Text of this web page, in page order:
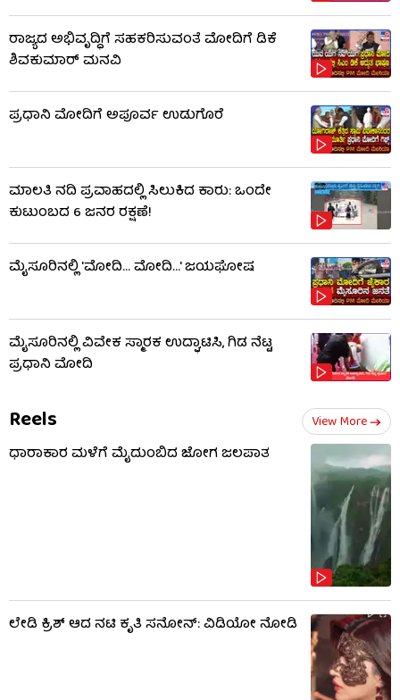
ರಾಜ್ಯದ ಅಭಿವೃದ್ಧಿಗೆ ಸಹಕರಿಸುವಂತೆ ಮೋದಿಗೆ ಡಿಕೆ
ಶಿವಕುಮಾರ್​ ಮನವಿ
ಪ್ರಧಾನಿ ಮೋದಿಗೆ ಅಪೂರ್ವ ಉಡುಗೊರೆ
ಮಾಲತಿ ನದಿ ಪ್ರವಾಹದಲ್ಲಿ ಸಿಲುಕಿದ ಕಾರು: ಒಂದೇ
ಕುಟುಂಬದ 6 ಜನರ ರಕ್ಷಣೆ!
ಮೈಸೂರಿನಲ್ಲಿ 'ಮೋದಿ... ಮೋದಿ...' ಜಯಘೋಷ
ಮೈಸೂರಿನಲ್ಲಿ ವಿವೇಕ ಸ್ಮಾರಕ ಉದ್ಘಾಟಿಸಿ, ಗಿಡ ನೆಟ್ಟ
ಪ್ರಧಾನಿ ಮೋದಿ
Reels View More
ಧಾರಾಕಾರ ಮಳೆಗೆ ಮೈದುಂಬಿದ ಜೋಗ ಜಲಪಾತ
ಲೇಡಿ ಕ್ರಿಶ್ ಆದ ನಟಿ ಕೃತಿ ಸನೋನ್: ವಿಡಿಯೋ ನೋಡಿ